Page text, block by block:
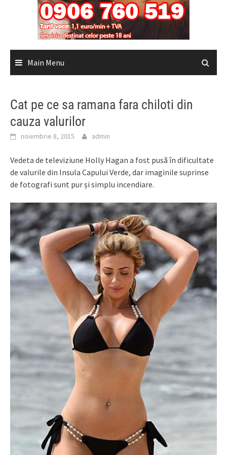
Main Menu
Cat pe ce sa ramana fara chiloti din
cauza valurilor
noiembrie 8, 2015 admin
Vedeta de televiziune Holly Hagan a fost pusă în dificultate
de valurile din Insula Capului Verde, dar imaginile suprinse
de fotografi sunt pur și simplu incendiare.